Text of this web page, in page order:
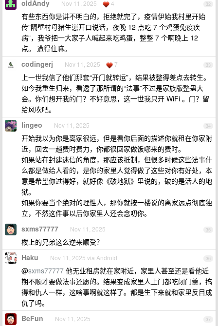
32
oldAndy Nov 11, 2025 4
有些东西你是讲不明白的，拒绝就完了，疫情伊始我村里开始
传"隔壁村母猪生崽开口说话，夜晚 12 点吃 7 个鸡蛋免疫疾
病"，我爷把一大家子人喊起来吃鸡蛋，整整 7 个啊晚上 12
点。 遭得住嘛。
33
codingerj Nov 11, 2025 7
上一世我信了他们那套“开门就转运”，结果被整得差点去转生。
如今我重生归来，看透了那所谓的“法事”不过是家族版整蛊大
会。你们想开我的门？不好意思，这一世我只开 WiFi 。门？留
给风吹吧。
34
lingeo Nov 11, 2025
开始我以为你是离家很远，但是看你后面的描述你就租在你家附
近，回去一趟费时费力，你都很回家做饭哪来的费时。
如果站在封建迷信的角度，那应该抵制，但很多时候这些法事什
么都是做给人看的，是你的家里人觉得做了这些对你有好处，本
意是希望你过得好，就好像《破地狱》里说的，破的是活人的地
狱。
如果你要当个绝对的理性人，那你就按一楼说的离家远点彻底独
立，不然这件事以后你家里人还会念叨你。
35
sxms77777 Nov 11, 2025
楼上的兄弟这么逆来顺受？
36
Haku Nov 11, 2025 via Android
@sxms77777 他无业租房就在家附近，家里人甚至还是看他近
期不顺才要做法事还愿的。结果变成家里人上门都吃闭门羹，搞
得和仇人一样，这啥事啊就这样了。都是生下来就和家里反目成
仇了吗。
37
BeFun Nov 11, 2025